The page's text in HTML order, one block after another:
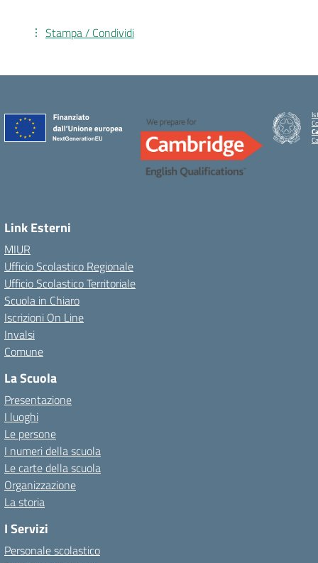
Stampa / Condividi
Link Esterni
MIUR
Ufficio Scolastico Regionale
Ufficio Scolastico Territoriale
Scuola in Chiaro
Iscrizioni On Line
Invalsi
Comune
La Scuola
Presentazione
I luoghi
Le persone
I numeri della scuola
Le carte della scuola
Organizzazione
La storia
I Servizi
Personale scolastico